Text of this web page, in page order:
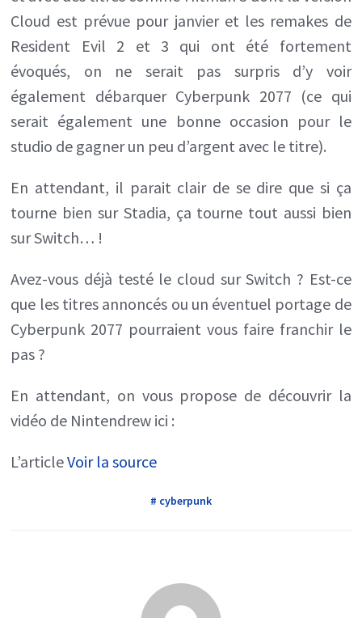
Cloud est prévue pour janvier et les remakes de
Resident Evil 2 et 3 qui ont été fortement
évoqués, on ne serait pas surpris d’y voir
également débarquer Cyberpunk 2077 (ce qui
serait également une bonne occasion pour le
studio de gagner un peu d’argent avec le titre).
En attendant, il parait clair de se dire que si ça
tourne bien sur Stadia, ça tourne tout aussi bien
sur Switch… !
Avez-vous déjà testé le cloud sur Switch ? Est-ce
que les titres annoncés ou un éventuel portage de
Cyberpunk 2077 pourraient vous faire franchir le
pas ?
En attendant, on vous propose de découvrir la
vidéo de Nintendrew ici :
L’articleVoir la source
# cyberpunk